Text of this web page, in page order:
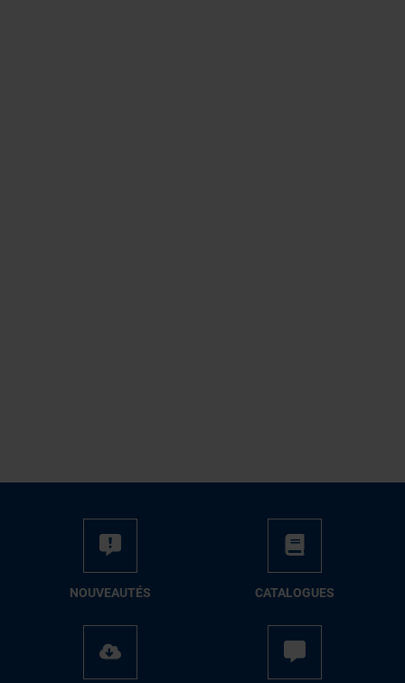
NOUVEAUTÉS CATALOGUES